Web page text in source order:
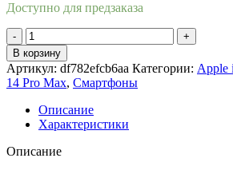
Доступно для предзаказа
Количество
товара
Apple
iPhone
14
Pro
Max
256GB
(«Чёрный
В корзину
Артикул: df782efcb6aa Категории: Apple
14 Pro Max, Смартфоны
Описание
Характеристики
Описание